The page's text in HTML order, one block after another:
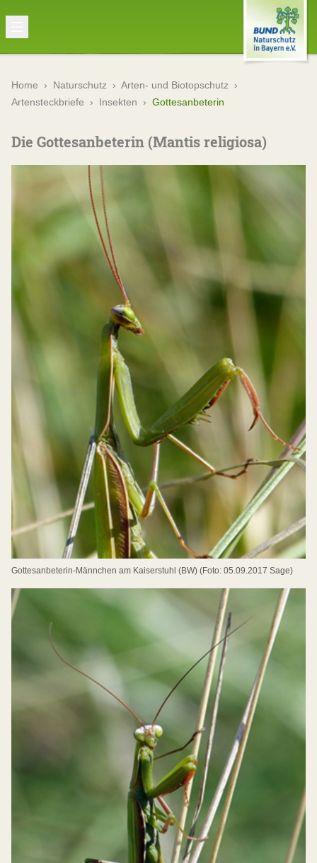
Home › Naturschutz › Arten- und Biotopschutz ›
Artensteckbriefe › Insekten › Gottesanbeterin
Die Gottesanbeterin (Mantis religiosa)
Gottesanbeterin-Männchen am Kaiserstuhl (BW) (Foto: 05.09.2017 Sage)